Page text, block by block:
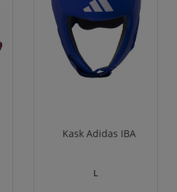
Kask Adidas IBA
L